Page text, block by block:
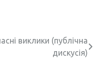
виклики (публічна
дискусія)